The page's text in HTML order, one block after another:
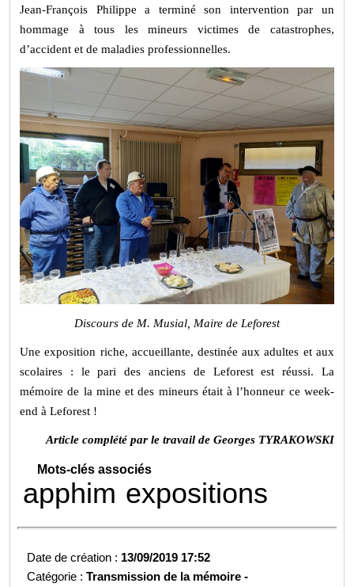
Jean-François Philippe a terminé son intervention par un
hommage à tous les mineurs victimes de catastrophes,
d’accident et de maladies professionnelles.
Discours de M. Musial, Maire de Leforest
Une exposition riche, accueillante, destinée aux adultes et aux
scolaires : le pari des anciens de Leforest est réussi. La
mémoire de la mine et des mineurs était à l’honneur ce week-
end à Leforest !
Article complété par le travail de Georges TYRAKOWSKI
Mots-clés associés
apphim expositions
Date de création : 13/09/2019 17:52
Catégorie :Transmission de la mémoire -